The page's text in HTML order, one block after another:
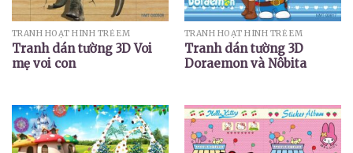
TRANH HOẠT HÌNH TRẺ EM
Tranh dán tường 3D Voi
mẹ voi con
TRANH HOẠT HÌNH TRẺ EM
Tranh dán tường 3D
Doraemon và Nôbita